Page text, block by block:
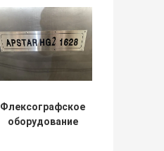
Флексографское
оборудование